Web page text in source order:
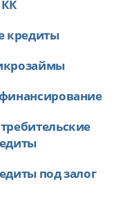
кредиты
под залог